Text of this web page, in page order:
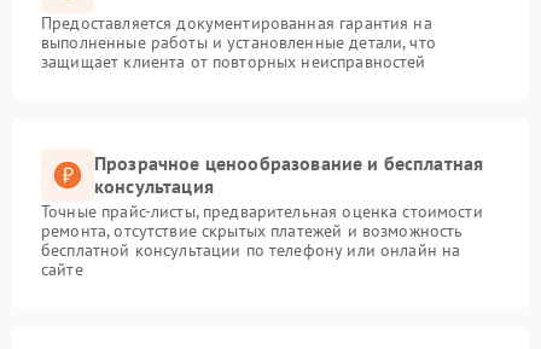
Предоставляется документированная гарантия на
выполненные работы и установленные детали, что
защищает клиента от повторных неисправностей
Прозрачное ценообразование и бесплатная
консультация
Точные прайс-листы, предварительная оценка стоимости
ремонта, отсутствие скрытых платежей и возможность
бесплатной консультации по телефону или онлайн на
сайте